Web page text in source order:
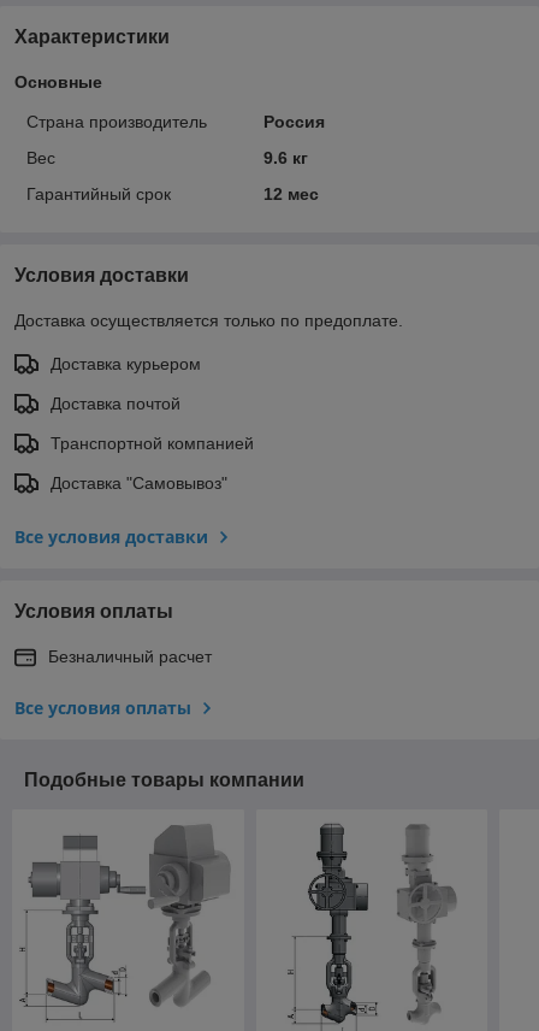
Характеристики
Основные
Страна производитель
Россия
Вес
9.6 кг
Гарантийный срок
12 мес
Условия доставки
Доставка осуществляется только по предоплате.
Доставка курьером
Доставка почтой
Транспортной компанией
Доставка "Самовывоз"
Все условия доставки
Условия оплаты
Безналичный расчет
Все условия оплаты
Подобные товары компании